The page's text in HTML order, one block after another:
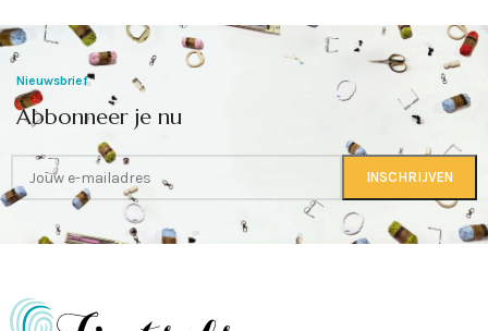
Nieuwsbrief
Abbonneer je nu